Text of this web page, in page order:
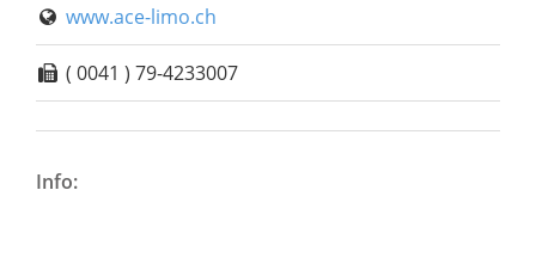
www.ace-limo.ch
( 0041 ) 79-4233007
Info: